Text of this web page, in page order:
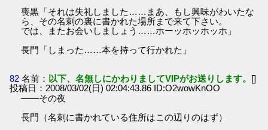
喪黒「それは失礼しました……まあ、もし興味がわいたな
ら、その名刺の裏に書かれた場所まで来て下さい。
では、またお会いしましょう……ホーッホッホッホ」
長門「しまった……本を持って行かれた」
82 名前： 以下、名無しにかわりましてVIPがお送りします。 []
投稿日：2008/03/02(日) 02:04:43.86 ID:O2wowKnOO
――その夜
長門（名刺に書かれている住所はこの辺りのはず）